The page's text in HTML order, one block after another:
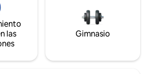
las
Gimnasio